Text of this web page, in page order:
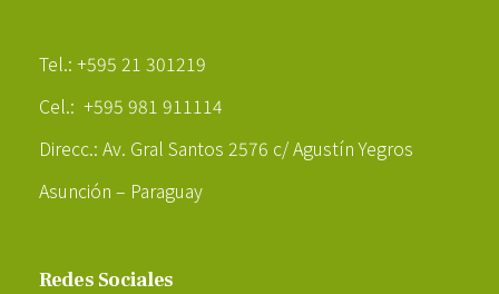
Tel.: +595 21 301219
Cel.: +595 981 911114
Direcc.: Av. Gral Santos 2576 c/ Agustín Yegros
Asunción – Paraguay
Redes Sociales